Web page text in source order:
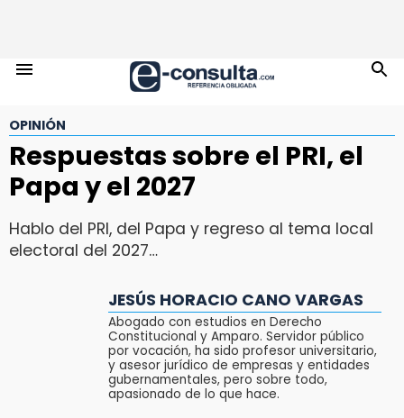
OPINIÓN
Respuestas sobre el PRI, el
Papa y el 2027
Hablo del PRI, del Papa y regreso al tema local
electoral del 2027…
JESÚS HORACIO CANO VARGAS
Abogado con estudios en Derecho
Constitucional y Amparo. Servidor público
por vocación, ha sido profesor universitario,
y asesor jurídico de empresas y entidades
gubernamentales, pero sobre todo,
apasionado de lo que hace.